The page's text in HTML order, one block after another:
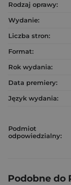
Rodzaj oprawy:
Wydanie:
Liczba stron:
Format:
Rok wydania:
Data premiery:
Język wydania:
Podmiot
odpowiedzialny:
Podobne do